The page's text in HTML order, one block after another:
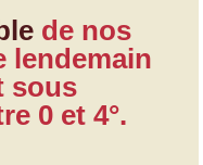
de nos
lendemain
sous
0 et 4°.